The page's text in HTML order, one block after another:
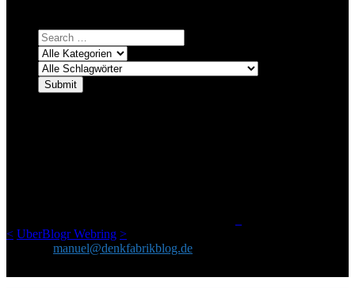
< UberBlogr Webring >
manuel@denkfabrikblog.de